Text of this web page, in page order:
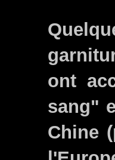
ont
sang"
Chine